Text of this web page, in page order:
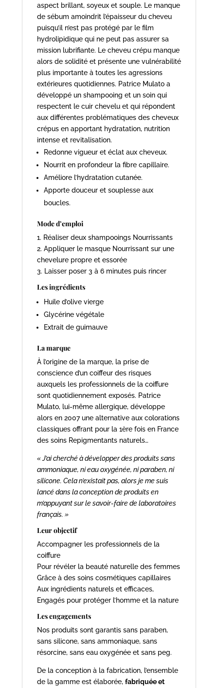
aspect brillant, soyeux et souple. Le manque
de sébum amoindrit l’épaisseur du cheveu
puisqu’il n’est pas protégé par le film
hydrolipidique qui ne peut pas assurer sa
mission lubrifiante. Le cheveu crépu manque
alors de solidité et présente une vulnérabilité
plus importante à toutes les agressions
extérieures quotidiennes. Patrice Mulato a
développé un shampooing et un soin qui
respectent le cuir chevelu et qui répondent
aux différentes problématiques des cheveux
crépus en apportant hydratation, nutrition
intense et revitalisation.
Redonne vigueur et éclat aux cheveux.
Nourrit en profondeur la fibre capillaire.
Améliore l’hydratation cutanée.
Apporte douceur et souplesse aux
boucles.
Mode d’emploi
1. Réaliser deux shampooings Nourrissants
2. Appliquer le masque Nourrissant sur une
chevelure propre et essorée
3. Laisser poser 3 à 6 minutes puis rincer
Les ingrédients
Huile d’olive vierge
Glycérine végétale
Extrait de guimauve
La marque
À l’origine de la marque, la prise de
conscience d’un coiffeur des risques
auxquels les professionnels de la coiffure
sont quotidiennement exposés. Patrice
Mulato, lui-même allergique, développe
alors en 2007 une alternative aux colorations
classiques offrant pour la 1ère fois en France
des soins Repigmentants naturels…
« J’ai cherché à développer des produits sans
ammoniaque, ni eau oxygénée, ni paraben, ni
silicone. Cela n’existait pas, alors je me suis
lancé dans la conception de produits en
m’appuyant sur le savoir-faire de laboratoires
français. »
Leur objectif
Accompagner les professionnels de la
coiffure
Pour révéler la beauté naturelle des femmes
Grâce à des soins cosmétiques capillaires
Aux ingrédients naturels et efficaces,
Engagés pour protéger l’homme et la nature
Les engagements
Nos produits sont garantis sans paraben,
sans silicone, sans ammoniaque, sans
résorcine, sans eau oxygénée et sans peg.
De la conception à la fabrication, l’ensemble
de la gamme est élaborée, fabriquée et